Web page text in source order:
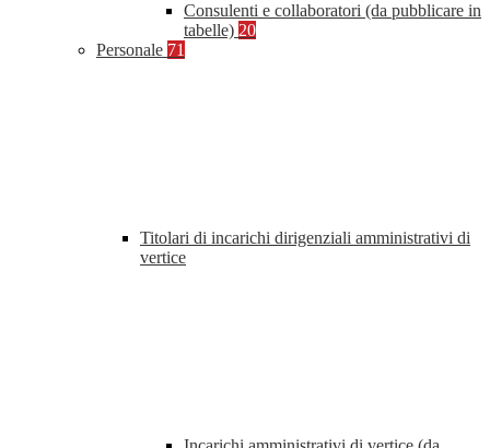
Consulenti e collaboratori (da pubblicare in
tabelle) 20
Personale 71
Titolari di incarichi dirigenziali amministrativi di
vertice